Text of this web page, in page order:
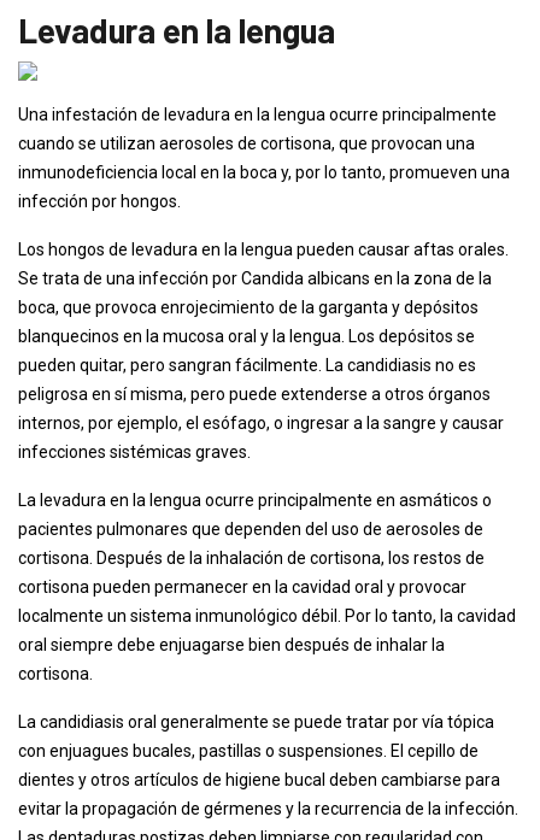
Levadura en la lengua
Una infestación de levadura en la lengua ocurre principalmente
cuando se utilizan aerosoles de cortisona, que provocan una
inmunodeficiencia local en la boca y, por lo tanto, promueven una
infección por hongos.
Los hongos de levadura en la lengua pueden causar aftas orales.
Se trata de una infección por Candida albicans en la zona de la
boca, que provoca enrojecimiento de la garganta y depósitos
blanquecinos en la mucosa oral y la lengua. Los depósitos se
pueden quitar, pero sangran fácilmente. La candidiasis no es
peligrosa en sí misma, pero puede extenderse a otros órganos
internos, por ejemplo, el esófago, o ingresar a la sangre y causar
infecciones sistémicas graves.
La levadura en la lengua ocurre principalmente en asmáticos o
pacientes pulmonares que dependen del uso de aerosoles de
cortisona. Después de la inhalación de cortisona, los restos de
cortisona pueden permanecer en la cavidad oral y provocar
localmente un sistema inmunológico débil. Por lo tanto, la cavidad
oral siempre debe enjuagarse bien después de inhalar la
cortisona.
La candidiasis oral generalmente se puede tratar por vía tópica
con enjuagues bucales, pastillas o suspensiones. El cepillo de
dientes y otros artículos de higiene bucal deben cambiarse para
evitar la propagación de gérmenes y la recurrencia de la infección.